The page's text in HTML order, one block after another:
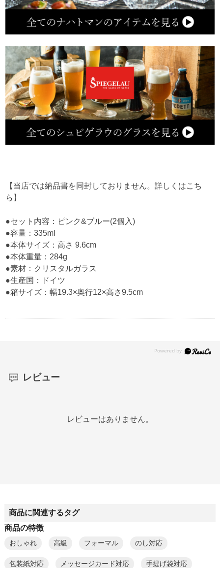
【当店では納品書を同封しておりません。詳しくはこち
ら 】
●セット内容：ピンク&ブルー(2個入)
●容量：335ml
●本体サイズ：高さ 9.6cm
●本体重量：284g
●素材：クリスタルガラス
●生産国：ドイツ
●箱サイズ：幅19.3×奥行12×高さ9.5cm
レビュー
レビューはありません。
商品に関連するタグ
商品の特徴
おしゃれ 高級 フォーマル のし対応
包装紙対応 メッセージカード対応 手提げ袋対応